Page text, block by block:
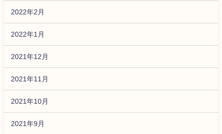
2022年2月
2022年1月
2021年12月
2021年11月
2021年10月
2021年9月